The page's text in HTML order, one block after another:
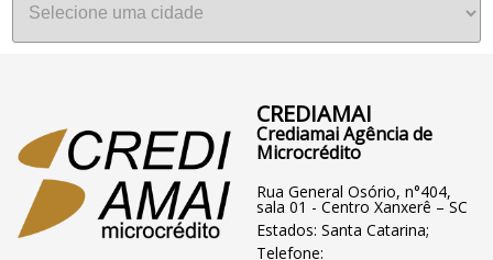
CREDIAMAI
Crediamai Agência de
Microcrédito
Rua General Osório, n°404,
sala 01 - Centro Xanxerê – SC
Estados: Santa Catarina;
Telefone: